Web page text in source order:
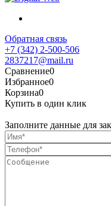
Обратная связь
+7 (342) 2-500-506
2837217@mail.ru
Сравнение0
Избранное0
Корзина0
Купить в один клик
Заполните данные для